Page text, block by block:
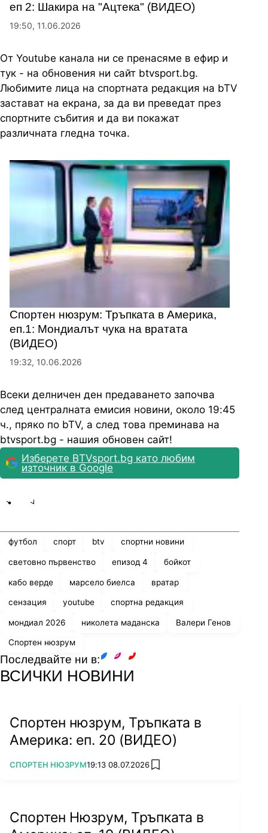
еп 2: Шакира на "Ацтека" (ВИДЕО)
19:50, 11.06.2026
От Youtube канала ни се пренасяме в ефир и
тук - на обновения ни сайт btvsport.bg.
Любимите лица на спортната редакция на bTV
застават на екрана, за да ви преведат през
спортните събития и да ви покажат
различната гледна точка.
Спортен нюзрум: Тръпката в Америка,
еп.1: Мондиалът чука на вратата
(ВИДЕО)
19:32, 10.06.2026
Всеки делничен ден предаването започва
след централната емисия новини, около 19:45
ч., пряко по bTV, а след това преминава на
btvsport.bg - нашия обновен сайт!
Изберете BTVsport.bg като любим
източник в Google
футбол спорт btv спортни новини
световно първенство епизод 4 бойкот
кабо верде марсело биелса вратар
сензация youtube спортна редакция
мондиал 2026 николета маданска Валери Генов
Спортен нюзрум
Последвайте ни в:
ВСИЧКИ НОВИНИ
Спортен нюзрум, Тръпката в
Америка: еп. 20 (ВИДЕО)
ПОВЕЧЕ ОТ
СПОРТЕН НЮЗРУМ19:13 08.07.2026 add favorites
Спортен Нюзрум, Тръпката в